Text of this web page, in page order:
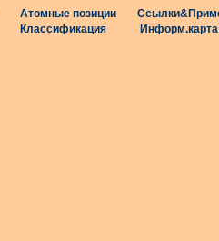
Атомные позиции
Классификация Информ.карта